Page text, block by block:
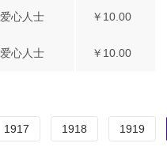
爱心人士 ￥10.00
爱心人士 ￥10.00
1917 1918 1919